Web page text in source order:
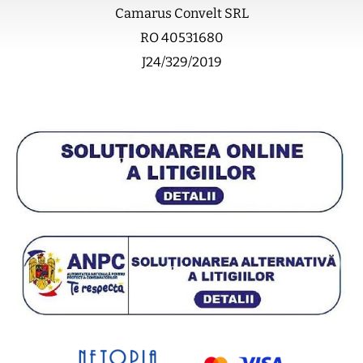
Camarus Convelt SRL
RO 40531680
J24/329/2019